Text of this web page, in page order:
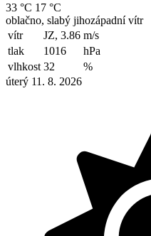
33 °C 17 °C
oblačno, slabý jihozápadní vítr
vítr
JZ, 3.86 m/s
tlak
1016
hPa
vlhkost 32
%
úterý 11. 8. 2026